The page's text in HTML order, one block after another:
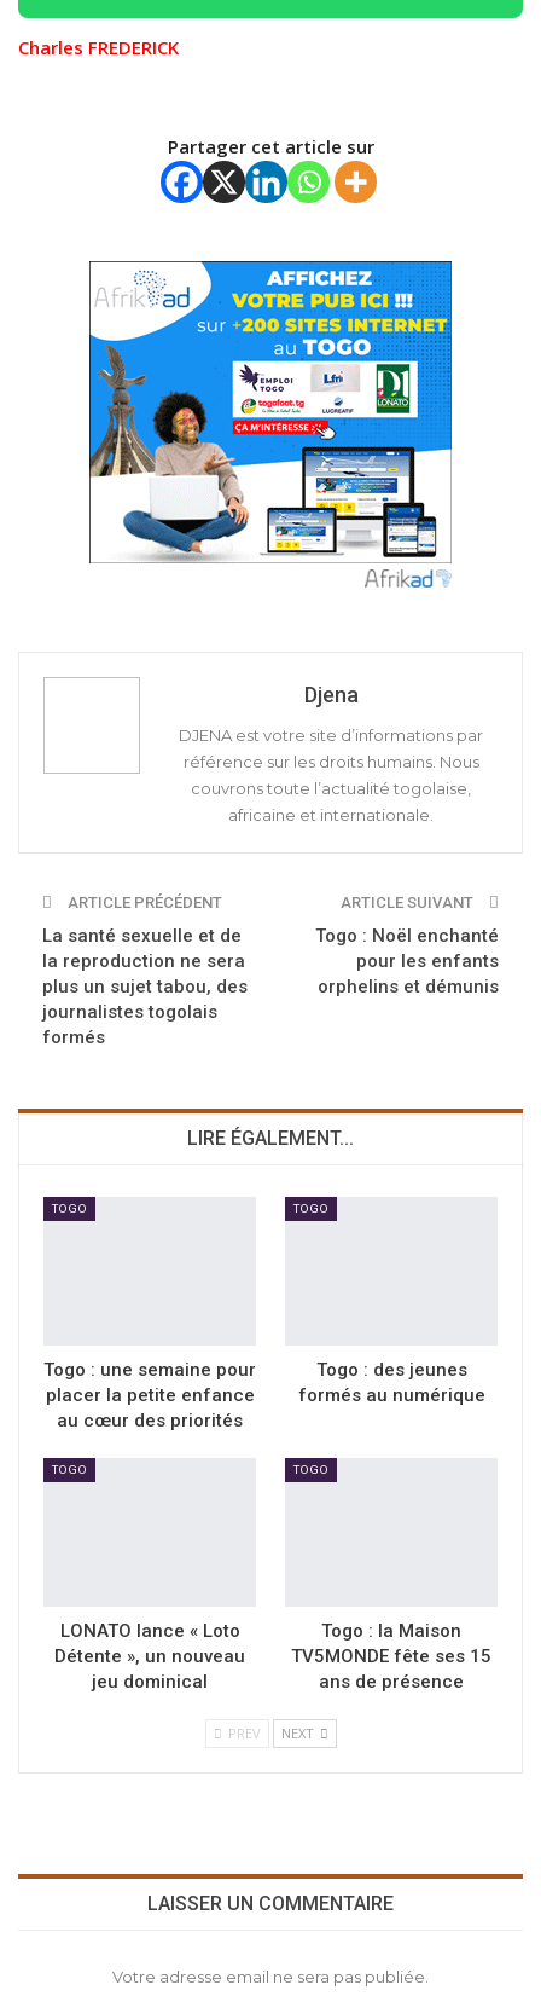
Charles FREDERICK
Partager cet article sur
Djena
DJENA est votre site d’informations par
référence sur les droits humains. Nous
couvrons toute l’actualité togolaise,
africaine et internationale.
ARTICLE PRÉCÉDENT
La santé sexuelle et de
la reproduction ne sera
plus un sujet tabou, des
journalistes togolais
formés
ARTICLE SUIVANT
Togo : Noël enchanté
pour les enfants
orphelins et démunis
LIRE ÉGALEMENT...
TOGO
Togo : une semaine pour
placer la petite enfance
au cœur des priorités
TOGO
Togo : des jeunes
formés au numérique
TOGO
LONATO lance « Loto
Détente », un nouveau
jeu dominical
TOGO
Togo : la Maison
TV5MONDE fête ses 15
ans de présence
PREV NEXT
LAISSER UN COMMENTAIRE
Votre adresse email ne sera pas publiée.